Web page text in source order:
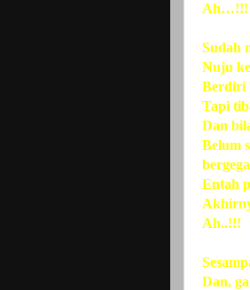
Ah…!!!
Sudah
Nuju
Berdiri
Tapi
Dan
Belum
Entah
Ah..!!!
Dan,